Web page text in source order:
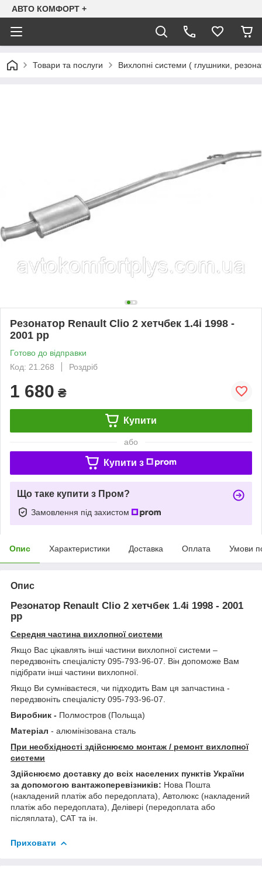
АВТО КОМФОРТ +
Товари та послуги Вихлопні системи ( глушники,
Резонатор Renault Clio 2 хетчбек 1.4i 1998 -
2001 рр
Готово до відправки
Код: 21.268
Роздріб
1 680 ₴
Купити
або
Купити з
Що таке купити з Пром?
Замовлення під захистом
Опис Характеристики Доставка Оплата Умови
Опис
Резонатор Renault Clio 2 хетчбек 1.4i 1998 - 2001
рр
Середня частина вихлопної системи
Якщо Вас цікавлять інші частини вихлопної системи –
передзвоніть спеціалісту 095-793-96-07. Він допоможе Вам
підібрати інші частини вихлопної.
Якщо Ви сумніваєтеся, чи підходить Вам ця запчастина -
передзвоніть спеціалісту 095-793-96-07.
Виробник - Полмостров (Польща)
Матеріал - алюмінізована сталь
При необхідності здійснюємо монтаж / ремонт вихлопної
системи
Здійснюємо доставку до всіх населених пунктів України
за допомогою вантажоперевізників: Нова Пошта
(накладений платіж або передоплата), Автолюкс (накладений
платіж або передоплата), Делівері (передоплата або
післяплата), САТ та ін.
Приховати